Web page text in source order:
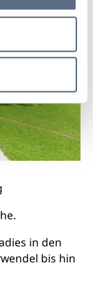
in den
bis hin